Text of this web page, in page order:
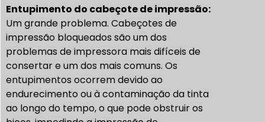
Entupimento do cabeçote de impressão:
Um grande problema. Cabeçotes de
impressão bloqueados são um dos
problemas de impressora mais difíceis de
consertar e um dos mais comuns. Os
entupimentos ocorrem devido ao
endurecimento ou à contaminação da tinta
ao longo do tempo, o que pode obstruir os